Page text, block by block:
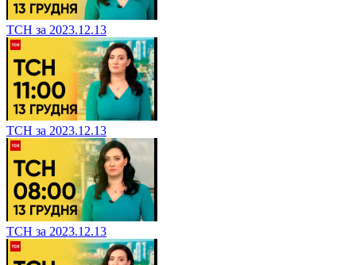
ТСН за 2023.12.13
ТСН за 2023.12.13
ТСН за 2023.12.13